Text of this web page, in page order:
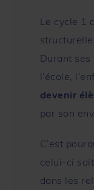
Le cycle 1
Durant ses
l’école,
devenir
par son
C’est
celui-ci soit
dans les